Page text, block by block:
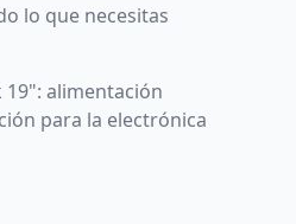
lo que necesitas
19": alimentación
para la electrónica